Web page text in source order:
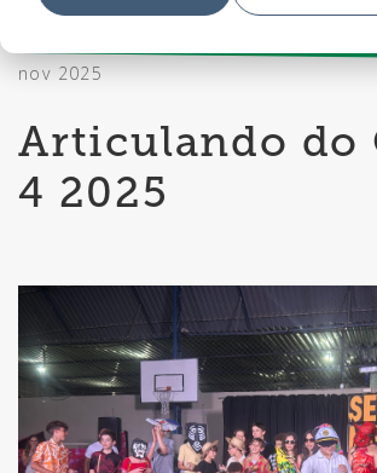
nov 2025
Articulando do
4 2025